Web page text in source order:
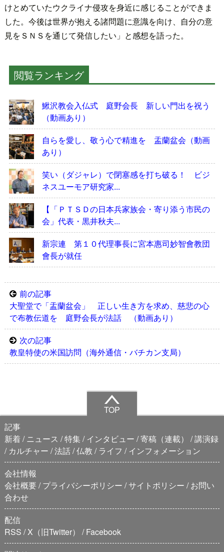
けとめていたウクライナ侵攻を身近に感じることができま
した。今後は世界が抱える諸問題に意識を向け、自分の意
見をＳＮＳを通じて発信したい」と感想を語った。
閲覧ランキング
鰍沢教会入仏式 庭野会長 新しい門出を祝う
（動画あり）
自らを愛し、敬う心で精進を 盂蘭盆会（動画
あり）
笑い（ダジャレ）で閉塞感を打ち破る！ ビジ
ネスユーモア研究家...
【「ＰＴＳＤの日本兵家族会・寄り添う市民の
会」代表・黒井秋夫...
新宗連 第１０代理事長に宮本惠司妙智會教団
會長が就任
前の記事
大聖堂で「盂蘭盆会」 正しい生き方を求め、慈悲の心
で布教伝道を 庭野会長が法話 （動画あり）
次の記事
教皇特使の米国訪問（海外通信・バチカン支局）
TOP
記事
新着
ニュース 特集 インタビュー 寄稿（連載）
講演録
カルチャー 法話 仏教 ライフ
インフォメーション
会社情報
会社概要 プライバシーポリシー サイトポリシー
お問い
合わせ
配信
RSS X（旧Twitter）
Facebook